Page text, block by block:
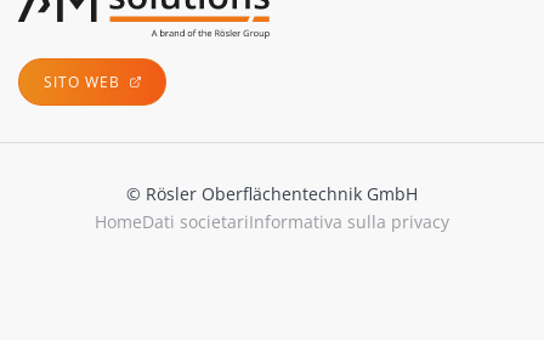
SITO WEB
© Rösler Oberflächentechnik GmbH
HomeDati societariInformativa sulla privacy